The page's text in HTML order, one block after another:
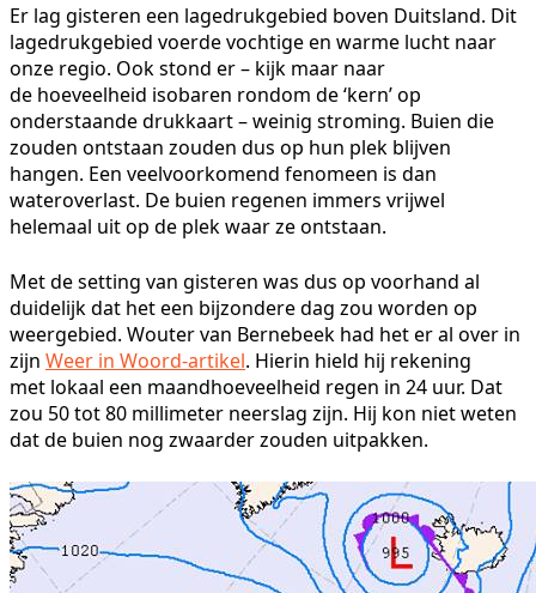
Er lag gisteren een lagedrukgebied boven Duitsland. Dit
lagedrukgebied voerde vochtige en warme lucht naar
onze regio. Ook stond er – kijk maar naar
de hoeveelheid isobaren rondom de ‘kern’ op
onderstaande drukkaart – weinig stroming. Buien die
zouden ontstaan zouden dus op hun plek blijven
hangen. Een veelvoorkomend fenomeen is dan
wateroverlast. De buien regenen immers vrijwel
helemaal uit op de plek waar ze ontstaan.
Met de setting van gisteren was dus op voorhand al
duidelijk dat het een bijzondere dag zou worden op
weergebied. Wouter van Bernebeek had het er al over in
zijn Weer in Woord-artikel. Hierin hield hij rekening
met lokaal een maandhoeveelheid regen in 24 uur. Dat
zou 50 tot 80 millimeter neerslag zijn. Hij kon niet weten
dat de buien nog zwaarder zouden uitpakken.